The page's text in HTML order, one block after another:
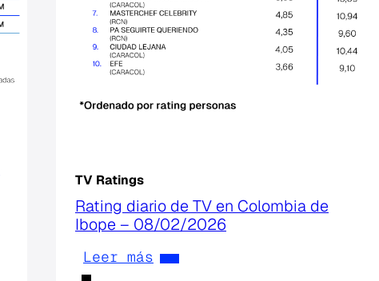
TV Ratings
Rating diario de TV en Colombia de
Ibope – 08/02/2026
Leer más